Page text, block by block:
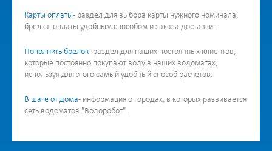
Карты оплаты- раздел для выбора карты нужного номинала,
брелка, оплаты удобным способом и заказа доставки.
Пополнить брелок- раздел для наших постоянных клиентов,
которые постоянно покупают воду в наших водоматах,
используя для этого самый удобный способ расчетов.
В шаге от дома- информация о городах, в которых развивается
сеть водоматов "Водоробот".